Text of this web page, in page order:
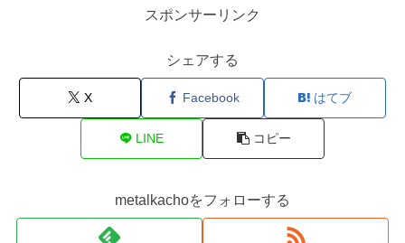
スポンサーリンク
シェアする
X Facebook はてブ
LINE コピー
metalkachoをフォローする